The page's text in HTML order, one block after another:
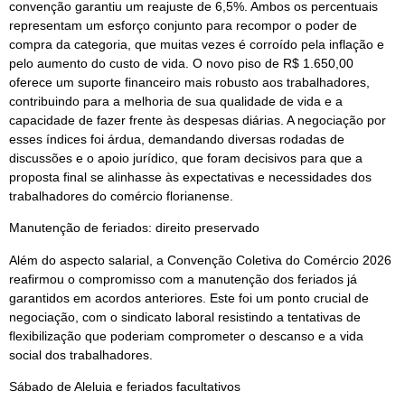
convenção garantiu um reajuste de 6,5%. Ambos os percentuais
representam um esforço conjunto para recompor o poder de
compra da categoria, que muitas vezes é corroído pela inflação e
pelo aumento do custo de vida. O novo piso de R$ 1.650,00
oferece um suporte financeiro mais robusto aos trabalhadores,
contribuindo para a melhoria de sua qualidade de vida e a
capacidade de fazer frente às despesas diárias. A negociação por
esses índices foi árdua, demandando diversas rodadas de
discussões e o apoio jurídico, que foram decisivos para que a
proposta final se alinhasse às expectativas e necessidades dos
trabalhadores do comércio florianense.
Manutenção de feriados: direito preservado
Além do aspecto salarial, a Convenção Coletiva do Comércio 2026
reafirmou o compromisso com a manutenção dos feriados já
garantidos em acordos anteriores. Este foi um ponto crucial de
negociação, com o sindicato laboral resistindo a tentativas de
flexibilização que poderiam comprometer o descanso e a vida
social dos trabalhadores.
Sábado de Aleluia e feriados facultativos